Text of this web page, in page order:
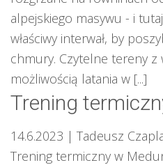
alpejskiego masywu - i
właściwy interwał, by
chmury. Czytelne tereny z
możliwością latania w [...]
Trening
14.6.2023 | Tadeusz
Trening termiczny w